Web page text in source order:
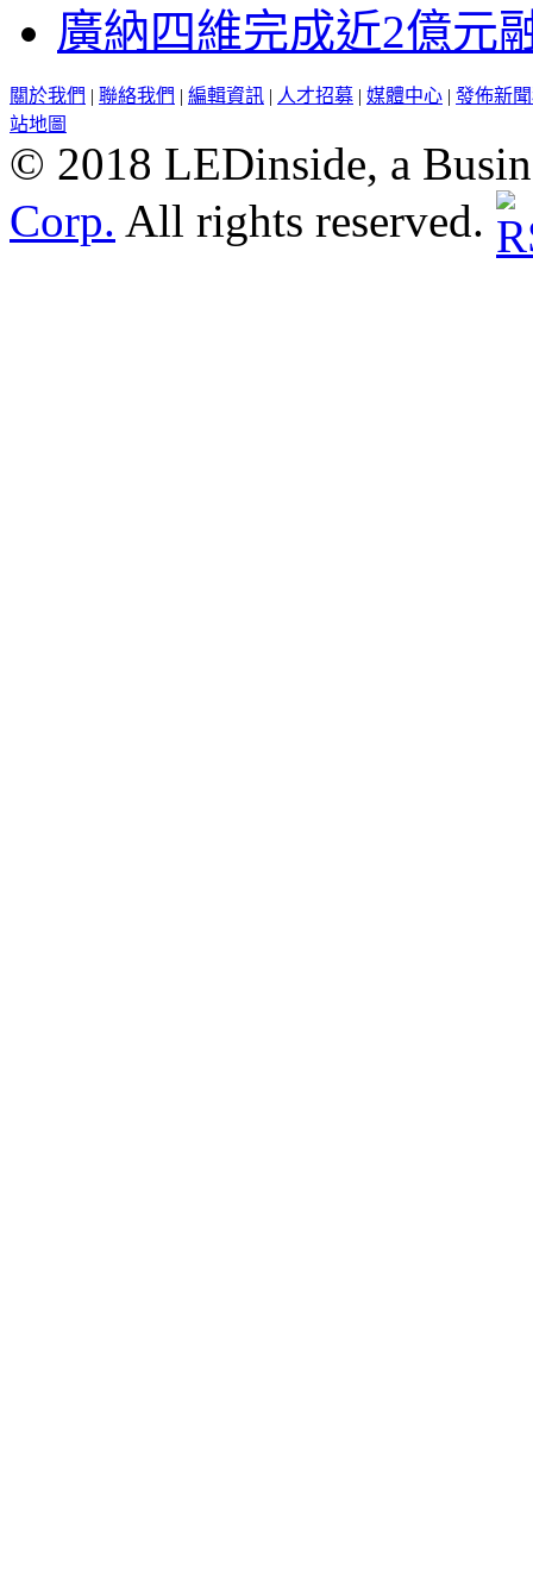
廣納四維完成近2億元
關於我們 | 聯絡我們 | 編輯資訊 | 人才招募 | 媒體中心 | 發佈新
站地圖
© 2018 LEDinside, a
Corp. All rights reserved.